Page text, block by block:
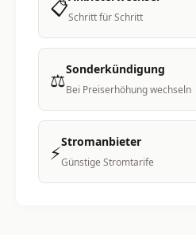
📋Schritt für Schritt
⚖️Sonderkündigung
Bei Preiserhöhung wechseln
⚡Stromanbieter
Günstige Stromtarife